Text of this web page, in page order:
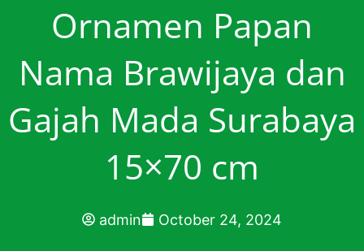
Ornamen Papan
Nama Brawijaya dan
Gajah Mada Surabaya
15×70 cm
admin October 24, 2024